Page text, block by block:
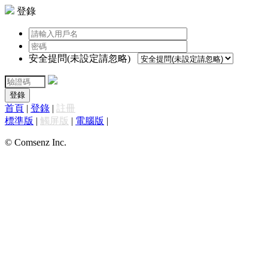
登錄
安全提問(未設定請忽略)
登錄
首頁 | 登錄 | 註冊
標準版 | 觸屏版 | 電腦版 |
© Comsenz Inc.